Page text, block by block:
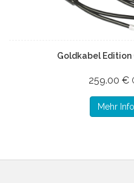
Goldkabel
259.00 €
Mehr